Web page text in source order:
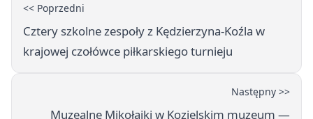
<< Poprzedni
Cztery szkolne zespoły z Kędzierzyna-Koźla w
krajowej czołówce piłkarskiego turnieju
Następny >>
Muzealne Mikołajki w Kozielskim muzeum —